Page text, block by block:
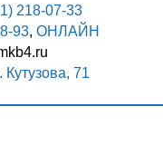
218-07-33
93, ОНЛАЙН
Кутузова, 71